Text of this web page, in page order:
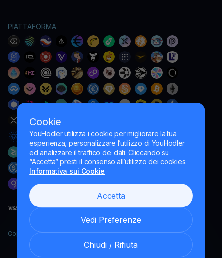
Cookie
YouHodler utilizza i cookie per migliorare la tua
esperienza, personalizzare l’utilizzo di YouHodler
ed analizzare il traffico dei dati. Cliccando su
“Accetta” presti il consenso all’utilizzo dei cookies.
Informativa sui Cookie
Accetta
Vedi Preferenze
Chiudi / Rifiuta
PIATTAFORMA
Copyright YouHodler, 2026.